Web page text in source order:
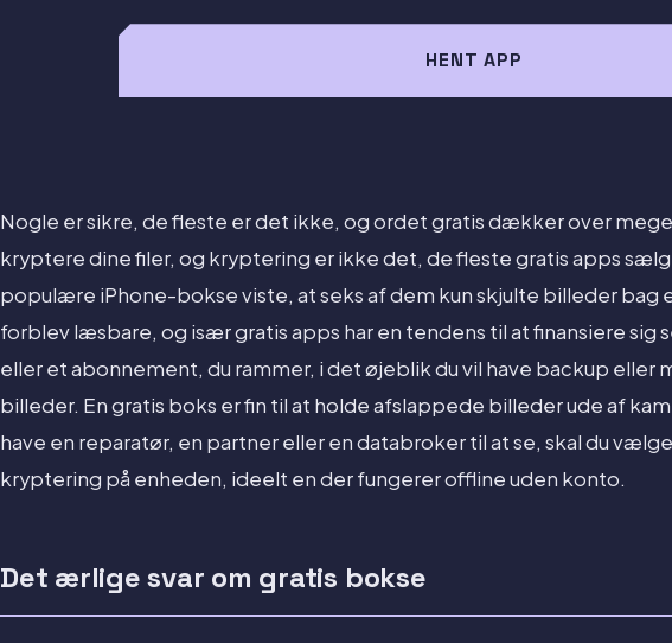
HENT APP
Nogle er sikre, de fleste er det ikke, og ordet gratis dækker over
kryptere dine filer, og kryptering er ikke det, de fleste gratis apps
populære iPhone-bokse viste, at seks af dem kun skjulte billeder bag
forblev læsbare, og især gratis apps har en tendens til at finansiere sig
eller et abonnement, du rammer, i det øjeblik du vil have backup eller
billeder. En gratis boks er fin til at holde afslappede billeder ude af
have en reparatør, en partner eller en databroker til at se, skal du
kryptering på enheden, ideelt en der fungerer offline uden konto.
Det ærlige svar om gratis bokse